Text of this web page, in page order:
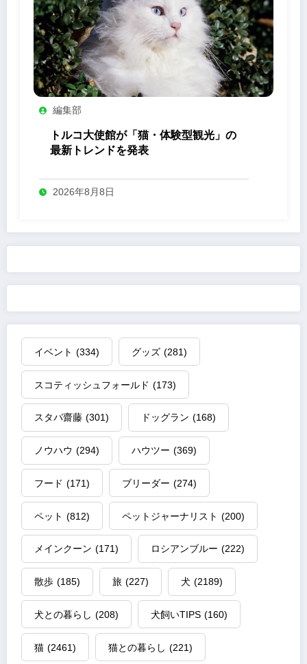
編集部
トルコ大使館が「猫・体験型観光」の
最新トレンドを発表
2026年8月8日
イベント (334) グッズ (281)
スコティッシュフォールド (173)
スタパ齋藤 (301) ドッグラン (168)
ノウハウ (294) ハウツー (369)
フード (171) ブリーダー (274)
ペット (812) ペットジャーナリスト (200)
メインクーン (171) ロシアンブルー (222)
散歩 (185) 旅 (227) 犬 (2189)
犬との暮らし (208) 犬飼いTIPS (160)
猫 (2461) 猫との暮らし (221)